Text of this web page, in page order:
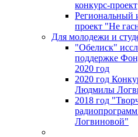
конкурс-проект
Региональный
проект "Не
Для молодежи и
"Обелиск"
поддержке
2020 год
2020 год
Людмилы
2018 год
Логвиновой"